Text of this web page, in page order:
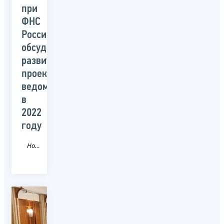
при
ФНС
России
обсудили
развитие
проектов
ведомства
в
2022
году
Новость